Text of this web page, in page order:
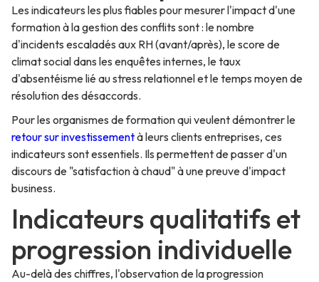
Les indicateurs les plus fiables pour mesurer l'impact d'une
formation à la gestion des conflits sont : le nombre
d'incidents escaladés aux RH (avant/après), le score de
climat social dans les enquêtes internes, le taux
d'absentéisme lié au stress relationnel et le temps moyen de
résolution des désaccords.
Pour les organismes de formation qui veulent démontrer le
retour sur investissementà leurs clients entreprises, ces
indicateurs sont essentiels. Ils permettent de passer d'un
discours de "satisfaction à chaud" à une preuve d'impact
business.
Indicateurs qualitatifs et
progression individuelle
Au-delà des chiffres, l'observation de la progression